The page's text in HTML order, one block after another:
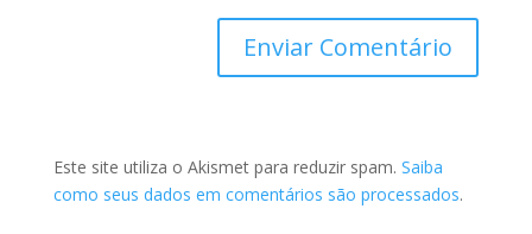
Este site utiliza o Akismet para reduzir spam. Saiba
como seus dados em comentários são processados.